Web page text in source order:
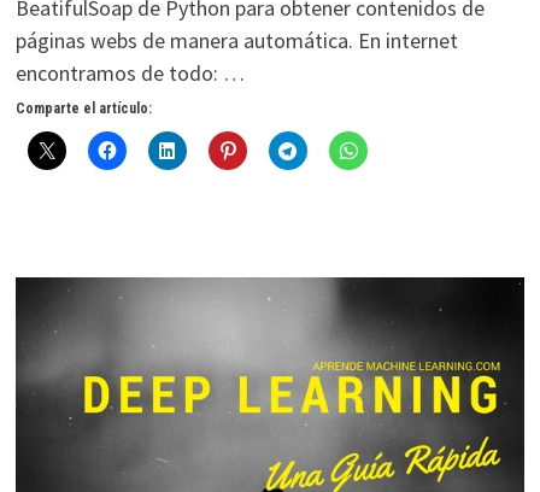
BeatifulSoap de Python para obtener contenidos de
páginas webs de manera automática. En internet
encontramos de todo: …
Comparte el artículo: